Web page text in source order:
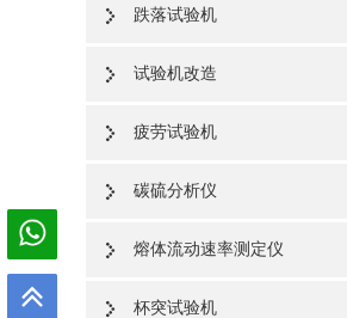
跌落试验机
试验机改造
疲劳试验机
碳硫分析仪
熔体流动速率测定仪
杯突试验机